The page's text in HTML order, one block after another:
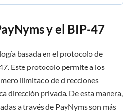
y el BIP-47
basada en el protocolo de
Este protocolo permite a los
ilimitado de direcciones
dirección privada. De esta manera,
a través de PayNyms son más